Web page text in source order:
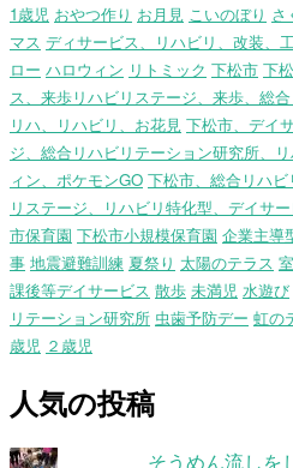
1歳児 おやつ作り お月見 こいのぼり さ
マス ディサービス、リハビリ、改装、
ロー ハロウィン リトミック 下松市 下
ス、来歩リハビリステージ、来歩、総
リハ、リハビリ、お花見 下松市、デイ
ジ、総合リハビリテーション研究所、
ィン、ポケモンGO 下松市、総合リハ
リステージ、リハビリ特化型、デイサ
市保育園 下松市小規模保育園 企業主導
事 地震避難訓練 夏祭り 太陽のテラス
課後等デイサービス 散歩 未満児 水遊び
リテーション研究所 虫歯予防デー 虹の
歳児 ２歳児
人気の投稿
そうめん流しを